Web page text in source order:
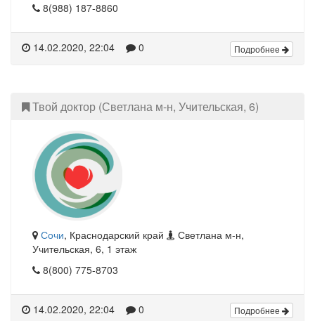
8(988) 187-8860
14.02.2020, 22:04 0 Подробнее
Твой доктор (Светлана м-н, Учительская, 6)
Сочи, Краснодарский край
Светлана м-н,
Учительская, 6, 1 этаж
8(800) 775-8703
14.02.2020, 22:04 0 Подробнее